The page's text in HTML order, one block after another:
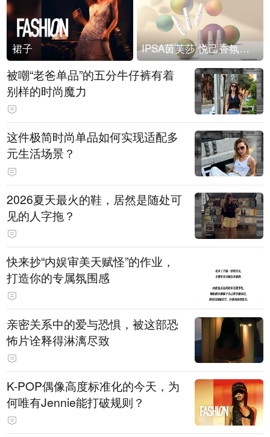
裙子 IPSA茵芙莎 悦己香氛凝露上市
被嘲“老爸单品”的五分牛仔裤有着
别样的时尚魔力
这件极简时尚单品如何实现适配多
元生活场景？
2026夏天最火的鞋，居然是随处可
见的人字拖？
快来抄“内娱审美天赋怪”的作业，
打造你的专属氛围感
亲密关系中的爱与恐惧，被这部恐
怖片诠释得淋漓尽致
K-POP偶像高度标准化的今天，为
何唯有Jennie能打破规则？